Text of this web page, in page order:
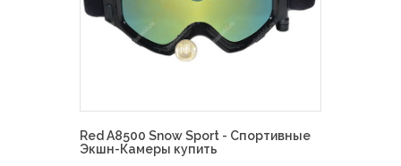
Red A8500 Snow Sport - Спортивные
Экшн-Камеры купить